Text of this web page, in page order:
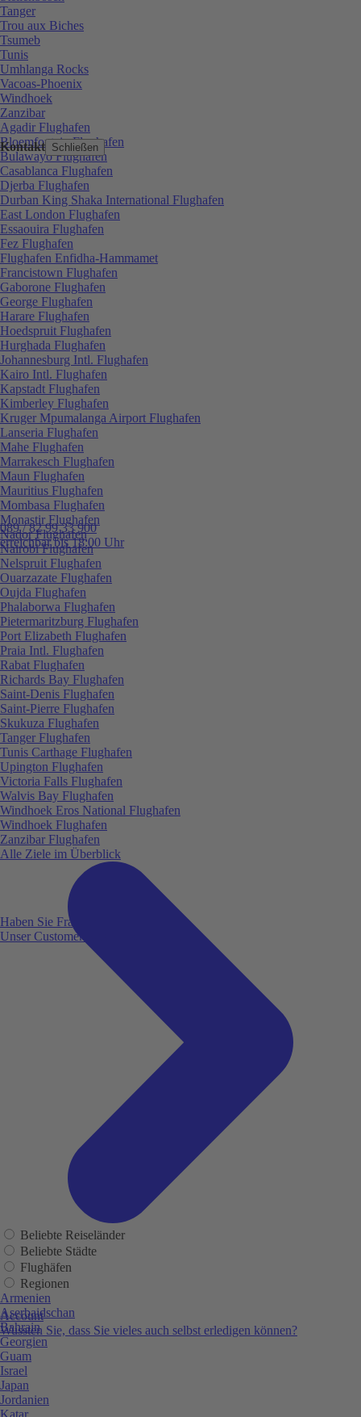
Kontakt Schließen
089 / 82 99 33 900
erreichbar bis 18:00 Uhr
Haben Sie Fragen?
Unser Customer Service ist für Sie da!
Account
Wussten Sie, dass Sie vieles auch selbst erledigen können?
Tanger
Trou aux Biches
Tsumeb
Tunis
Umhlanga Rocks
Vacoas-Phoenix
Windhoek
Zanzibar
Agadir Flughafen
Bloemfontein Flughafen
Bulawayo Flughafen
Casablanca Flughafen
Djerba Flughafen
Durban King Shaka International Flughafen
East London Flughafen
Essaouira Flughafen
Fez Flughafen
Flughafen Enfidha-Hammamet
Francistown Flughafen
Gaborone Flughafen
George Flughafen
Harare Flughafen
Hoedspruit Flughafen
Hurghada Flughafen
Johannesburg Intl. Flughafen
Kairo Intl. Flughafen
Kapstadt Flughafen
Kimberley Flughafen
Kruger Mpumalanga Airport Flughafen
Lanseria Flughafen
Mahe Flughafen
Marrakesch Flughafen
Maun Flughafen
Mauritius Flughafen
Mombasa Flughafen
Monastir Flughafen
Nador Flughafen
Nairobi Flughafen
Nelspruit Flughafen
Ouarzazate Flughafen
Oujda Flughafen
Phalaborwa Flughafen
Pietermaritzburg Flughafen
Port Elizabeth Flughafen
Praia Intl. Flughafen
Rabat Flughafen
Richards Bay Flughafen
Saint-Denis Flughafen
Saint-Pierre Flughafen
Skukuza Flughafen
Tanger Flughafen
Tunis Carthage Flughafen
Upington Flughafen
Victoria Falls Flughafen
Walvis Bay Flughafen
Windhoek Eros National Flughafen
Windhoek Flughafen
Zanzibar Flughafen
Alle Ziele im Überblick
Beliebte Reiseländer
Beliebte Städte
Flughäfen
Regionen
Armenien
Aserbaidschan
Bahrain
Georgien
Guam
Israel
Japan
Jordanien
Katar